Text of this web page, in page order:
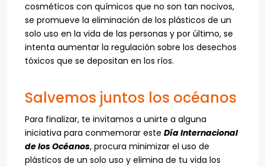
cosméticos con químicos que no son tan nocivos,
se promueve la eliminación de los plásticos de un
solo uso en la vida de las personas y por último, se
intenta aumentar la regulación sobre los desechos
tóxicos que se depositan en los ríos.
Salvemos juntos los océanos
Para finalizar, te invitamos a unirte a alguna
iniciativa para conmemorar este Día Internacional
de los Océanos, procura minimizar el uso de
plásticos de un solo uso y elimina de tu vida los